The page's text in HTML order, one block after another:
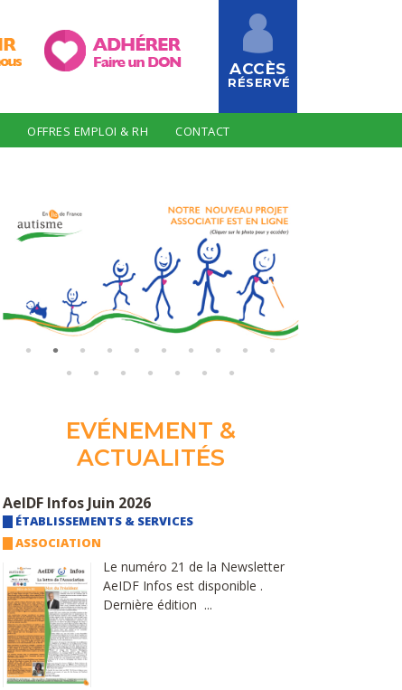
ACCÈS
RÉSERVÉ
OFFRES EMPLOI & RH CONTACT
EVÉNEMENT &
ACTUALITÉS
AeIDF Infos Juin 2026
ÉTABLISSEMENTS & SERVICES
ASSOCIATION
Le numéro 21 de la Newsletter
AeIDF Infos est disponible .
Dernière édition ...